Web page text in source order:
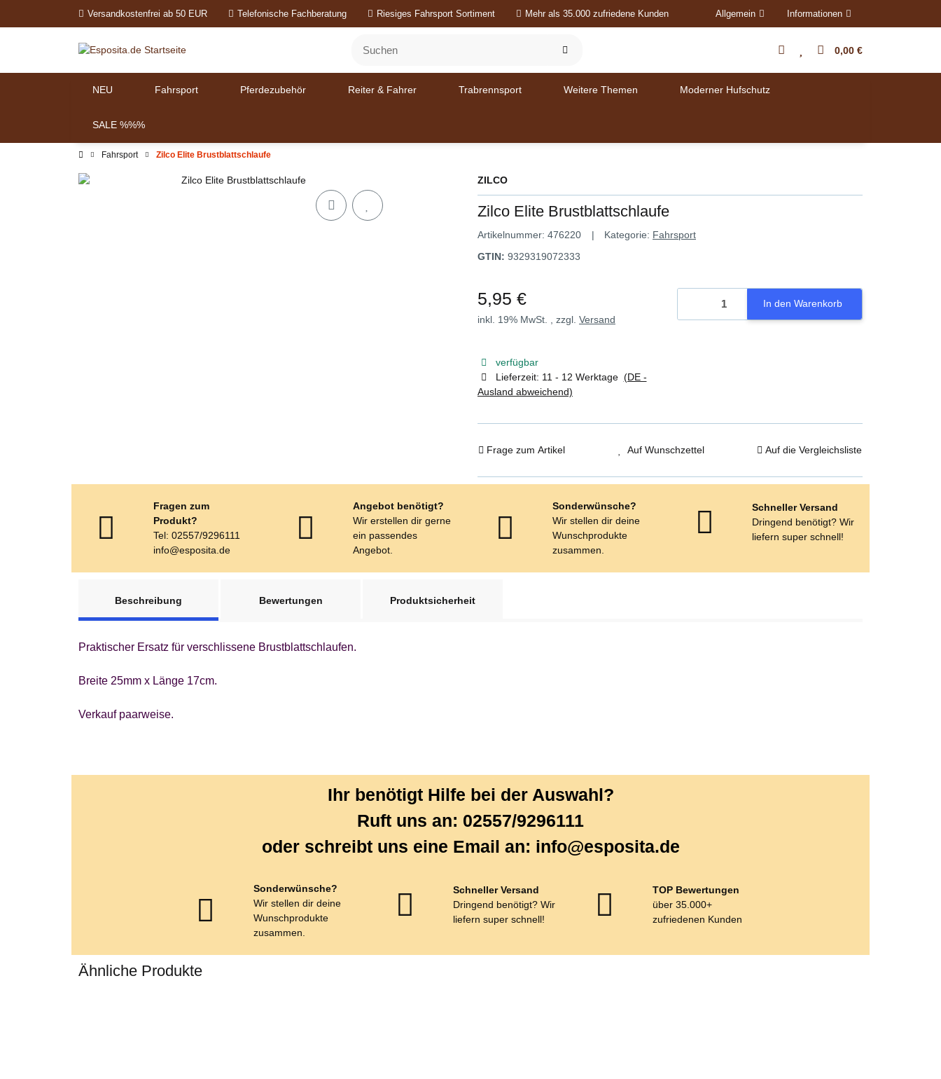
Versandkostenfrei ab 50 EUR Telefonische Fachberatung Riesiges Fahrsport Sortiment Mehr als 35.000 zufriedene Kunden Allgemein Informationen
0,00 €
NEU Fahrsport Pferdezubehör Reiter & Fahrer Trabrennsport Weitere Themen Moderner Hufschutz
SALE %%%
Fahrsport Zilco Elite Brustblattschlaufe
ZILCO
Zilco Elite Brustblattschlaufe
Artikelnummer: 476220 Kategorie: Fahrsport
GTIN: 9329319072333
5,95 €
inkl. 19% MwSt. , zzgl. Versand
verfügbar
Lieferzeit: 11 - 12 Werktage (DE -
Ausland abweichend)
In den Warenkorb
Frage zum Artikel Auf Wunschzettel Auf die Vergleichsliste
Fragen zum
Produkt?
Tel: 02557/9296111
info@esposita.de
Angebot benötigt?
Wir erstellen dir gerne
ein passendes
Angebot.
Sonderwünsche?
Wir stellen dir deine
Wunschprodukte
zusammen.
Schneller Versand
Dringend benötigt? Wir
liefern super schnell!
Beschreibung
Bewertungen Produktsicherheit
Praktischer Ersatz für verschlissene Brustblattschlaufen.
Breite 25mm x Länge 17cm.
Verkauf paarweise.
Ihr benötigt Hilfe bei der Auswahl?
Ruft uns an: 02557/9296111
oder schreibt uns eine Email an: info@esposita.de
Sonderwünsche?
Wir stellen dir deine
Wunschprodukte
zusammen.
Schneller Versand
Dringend benötigt? Wir
liefern super schnell!
TOP Bewertungen
über 35.000+
zufriedenen Kunden
Ähnliche Produkte